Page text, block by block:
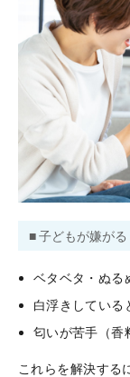
■ 子どもが嫌が
ベタベタ・ぬる
白浮きしている
匂いが苦手（香
これらを解決する